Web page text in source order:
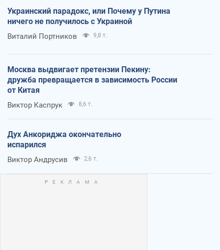
Украинский парадокс, или Почему у Путина
ничего не получилось с Украиной
Виталий Портников 9,8 т.
Москва выдвигает претензии Пекину:
дружба превращается в зависимость России
от Китая
Виктор Каспрук 8,6 т.
Дух Анкориджа окончательно
испарился
Виктор Андрусив 2,6 т.